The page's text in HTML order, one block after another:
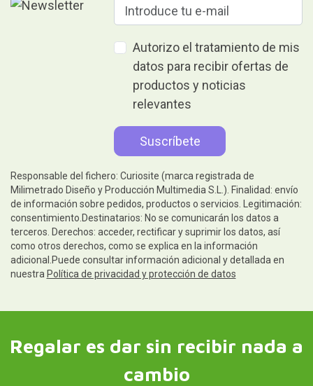
Autorizo el tratamiento de mis
datos para recibir ofertas de
productos y noticias
relevantes
Responsable del fichero: Curiosite (marca registrada de
Milimetrado Diseño y Producción Multimedia S.L.). Finalidad: envío
de información sobre pedidos, productos o servicios. Legitimación:
consentimiento.Destinatarios: No se comunicarán los datos a
terceros. Derechos: acceder, rectificar y suprimir los datos, así
como otros derechos, como se explica en la información
adicional.Puede consultar información adicional y detallada en
nuestra Política de privacidad y protección de datos
Regalar es dar sin recibir nada a
cambio